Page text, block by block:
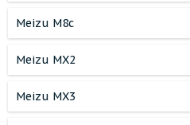
Meizu M8c
Meizu MX2
Meizu MX3